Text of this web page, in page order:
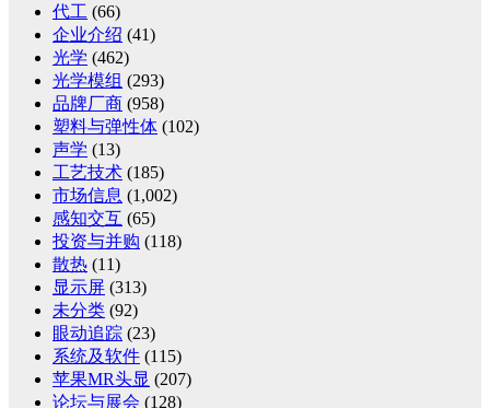
代工 (66)
企业介绍 (41)
光学 (462)
光学模组 (293)
品牌厂商 (958)
塑料与弹性体 (102)
声学 (13)
工艺技术 (185)
市场信息 (1,002)
感知交互 (65)
投资与并购 (118)
散热 (11)
显示屏 (313)
未分类 (92)
眼动追踪 (23)
系统及软件 (115)
苹果MR头显 (207)
论坛与展会 (128)